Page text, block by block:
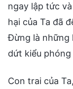
ngay lập tức
hại của Ta đã
Đừng là những
dứt kiểu
Con trai của